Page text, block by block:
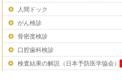
書を交付します
できなくなります
向かう～｣(第3弾)ＰＲ動画公開のお知らせ
す！
人間ドック
がん検診
骨密度検診
口腔歯科検診
検査結果の解説（日本予防医学協会）